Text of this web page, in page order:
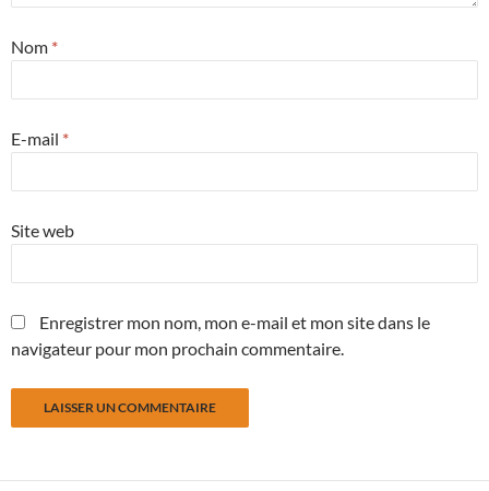
Nom *
E-mail *
Site web
Enregistrer mon nom, mon e-mail et mon site dans le
navigateur pour mon prochain commentaire.